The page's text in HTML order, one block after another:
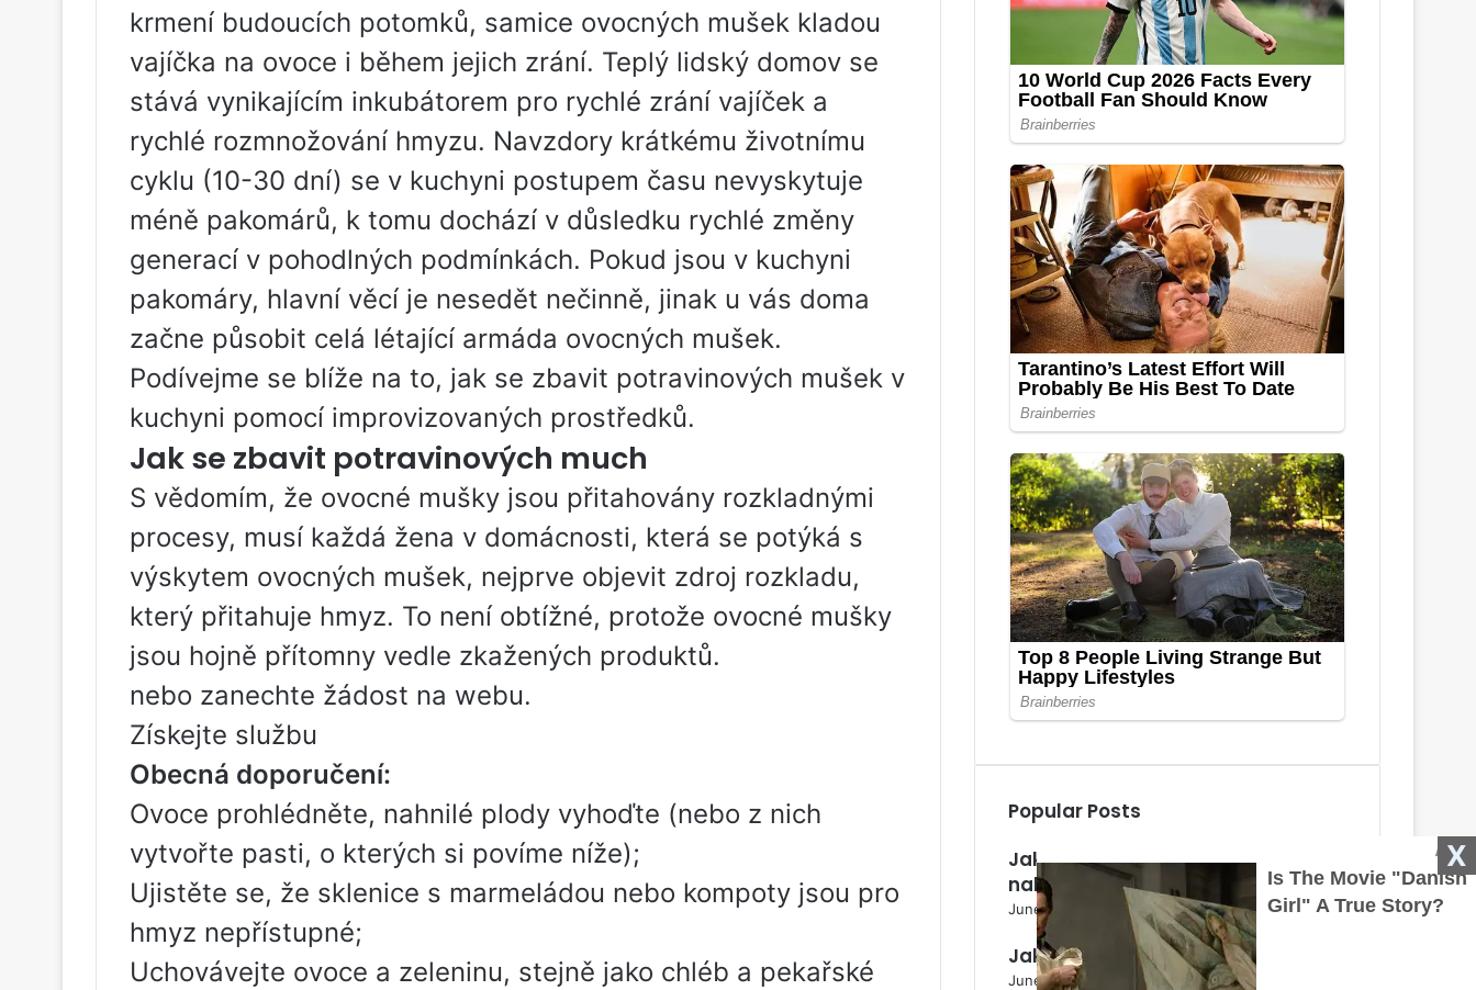
X
krmení budoucích potomků, samice ovocných mušek kladou
vajíčka na ovoce i během jejich zrání. Teplý lidský domov se
stává vynikajícím inkubátorem pro rychlé zrání vajíček a
rychlé rozmnožování hmyzu. Navzdory krátkému životnímu
cyklu (10-30 dní) se v kuchyni postupem času nevyskytuje
méně pakomárů, k tomu dochází v důsledku rychlé změny
generací v pohodlných podmínkách. Pokud jsou v kuchyni
pakomáry, hlavní věcí je nesedět nečinně, jinak u vás doma
začne působit celá létající armáda ovocných mušek.
Podívejme se blíže na to, jak se zbavit potravinových mušek v
kuchyni pomocí improvizovaných prostředků.
Jak se zbavit potravinových much
S vědomím, že ovocné mušky jsou přitahovány rozkladnými
procesy, musí každá žena v domácnosti, která se potýká s
výskytem ovocných mušek, nejprve objevit zdroj rozkladu,
který přitahuje hmyz. To není obtížné, protože ovocné mušky
jsou hojně přítomny vedle zkažených produktů.
nebo zanechte žádost na webu.
Získejte službu
Obecná doporučení:
Ovoce prohlédněte, nahnilé plody vyhoďte (nebo z nich
vytvořte pasti, o kterých si povíme níže);
Ujistěte se, že sklenice s marmeládou nebo kompoty jsou pro
hmyz nepřístupné;
Uchovávejte ovoce a zeleninu, stejně jako chléb a pekařské
Popular Posts
Jak určit odrůdu zelí pro
nakládání?
June 5, 2024
Jaký je jed pro krtky?
June 5, 2024